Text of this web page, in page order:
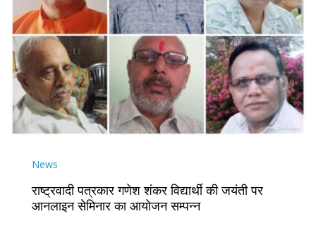
News
राष्ट्रवादी पत्रकार गणेश शंकर विद्यार्थी की जयंती पर
आनलाइन सेमिनार का आयोजन सम्पन्न